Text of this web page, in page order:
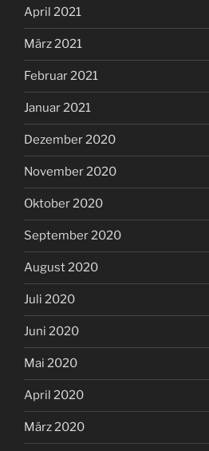
April 2021
März 2021
Februar 2021
Januar 2021
Dezember 2020
November 2020
Oktober 2020
September 2020
August 2020
Juli 2020
Juni 2020
Mai 2020
April 2020
März 2020